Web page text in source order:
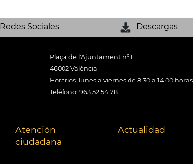
Redes Sociales Descargas
Plaça de l'Ajuntament nº 1
46002 València
Horarios: lunes a viernes de 8:30 a 14:00 horas
Teléfono: 963 52 54 78
Atención
ciudadana
Actualidad